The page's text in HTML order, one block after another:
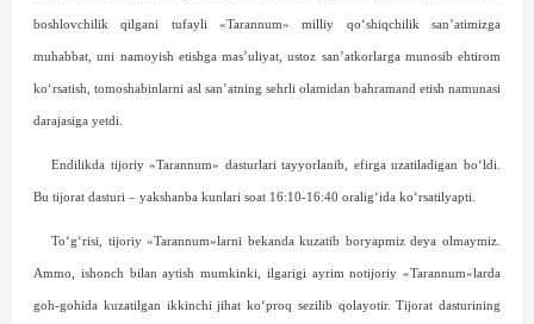
boshlovchilik qilgani tufayli «Tarannum» milliy qo‘shiqchilik san’atimizga
muhabbat, uni namoyish etishga mas’uliyat, ustoz san’atkorlarga munosib ehtirom
ko‘rsatish, tomoshabinlarni asl san’atning sehrli olamidan bahramand etish namunasi
darajasiga yetdi.
Endilikda tijoriy «Tarannum» dasturlari tayyorlanib, efirga uzatiladigan bo‘ldi.
Bu tijorat dasturi – yakshanba kunlari soat 16:10-16:40 oralig‘ida ko‘rsatilyapti.
To‘g‘risi, tijoriy «Tarannum»larni bekanda kuzatib boryapmiz deya olmaymiz.
Ammo, ishonch bilan aytish mumkinki, ilgarigi ayrim notijoriy «Tarannum»larda
goh-gohida kuzatilgan ikkinchi jihat ko‘proq sezilib qolayotir. Tijorat das­turining